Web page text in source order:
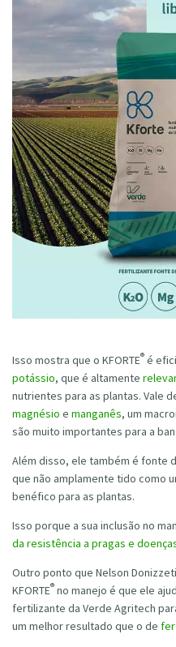
Isso mostra que o KFORTE® é
potássio, que é altamente
nutrientes para as plantas. Vale
magnésio e manganês, um
são muito importantes para a
Além disso, ele também é fonte
que não amplamente tido como
benéfico para as plantas.
Isso porque a sua inclusão no
da resistência a pragas e
Outro ponto que Nelson
KFORTE® no manejo é que ele
fertilizante da Verde Agritech
um melhor resultado que o de